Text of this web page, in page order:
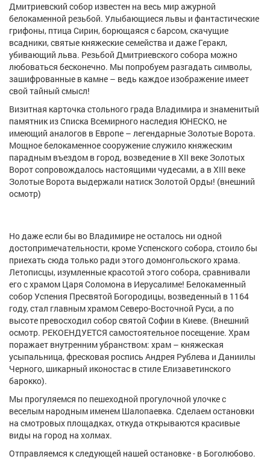
Дмитриевский собор известен на весь мир ажурной
белокаменной резьбой. Улыбающиеся львы и фантастические
грифоны, птица Сирин, борющаяся с барсом, скачущие
всадники, святые княжеские семейства и даже Геракл,
убивающий льва. Резьбой Дмитриевского собора можно
любоваться бесконечно. Мы попробуем разгадать символы,
зашифрованные в камне – ведь каждое изображение имеет
свой тайный смысл!
Визитная карточка стольного града Владимира и знаменитый
памятник из Списка Всемирного наследия ЮНЕСКО, не
имеющий аналогов в Европе – легендарные Золотые Ворота.
Мощное белокаменное сооружение служило княжеским
парадным въездом в город, возведение в XII веке Золотых
Ворот сопровождалось настоящими чудесами, а в XIII веке
Золотые Ворота выдержали натиск Золотой Орды! (внешний
осмотр)
Но даже если бы во Владимире не осталось ни одной
достопримечательности, кроме Успенского собора, стоило бы
приехать сюда только ради этого домонгольского храма.
Летописцы, изумленные красотой этого собора, сравнивали
его с храмом Царя Соломона в Иерусалиме! Белокаменный
собор Успения Пресвятой Богородицы, возведенный в 1164
году, стал главным храмом Северо-Восточной Руси, а по
высоте превосходил собор святой Софии в Киеве. (Внешний
осмотр. РЕКОЕНДУЕТСЯ самостоятельное посещение. Храм
поражает внутренним убранством: храм – княжеская
усыпальница, фресковая роспись Андрея Рублева и Даниилы
Черного, шикарный иконостас в стиле Елизаветинского
барокко).
Мы прогуляемся по пешеходной прогулочной улочке с
веселым народным именем Шалопаевка. Сделаем остановки
на смотровых площадках, откуда открываются красивые
виды на город на холмах.
Отправляемся к следующей нашей остановке - в Боголюбово.